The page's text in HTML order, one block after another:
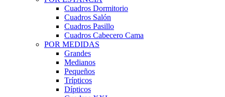
Cuadros Dormitorio
Cuadros Salón
Cuadros Pasillo
Cuadros Cabecero Cama
POR MEDIDAS
Grandes
Medianos
Pequeños
Trípticos
Dípticos